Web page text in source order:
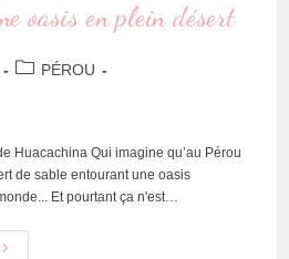
oasis en plein désert
PÉROU
Huacachina Qui imagine qu’au Pérou
de sable entourant une oasis
Et pourtant ça n'est…